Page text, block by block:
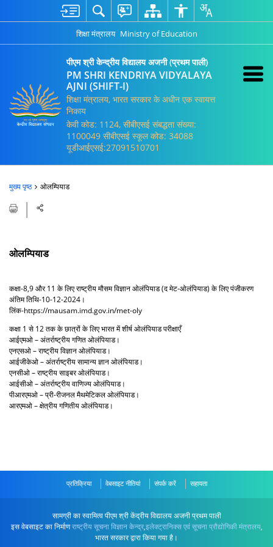
शिक्षा मंत्रालय Ministry of Education
पीएम श्री केन्द्रीय विद्यालय अजनी (प्रथम पाली)
PM SHRI KENDRIYA VIDYALAYA
AJNI (SHIFT-I)
शिक्षा मंत्रालय, भारत सरकार के अधीन एक स्वायत्त
निकाय
केवी कोड: 1124, सीबीएसई संबद्धता संख्या:
1100049 सीबीएसई स्कूल कोड: 34088
यूडीआईएसई:27091510701
मुख्य पृष्ठ ओलम्पियाड
ओलम्पियाड
कक्षा-8,9 और 11 के लिए राष्ट्रीय मौसम विज्ञान ओलंपियाड (द मेट-ओलंपियाड) के लिए पंजीकरण
अंतिम तिथि-10-12-2024।
लिंक-https://mausam.imd.gov.in/met-oly
कक्षा 1 से 12 तक के छात्रों के लिए भारत में शीर्ष ओलंपियाड परीक्षाएँ
आईएमओ – अंतर्राष्ट्रीय गणित ओलंपियाड।
एनएसओ – राष्ट्रीय विज्ञान ओलंपियाड।
आईजीकेओ – अंतर्राष्ट्रीय सामान्य ज्ञान ओलंपियाड।
एनसीओ – राष्ट्रीय साइबर ओलंपियाड।
आईसीओ – अंतर्राष्ट्रीय वाणिज्य ओलंपियाड।
पीआरएमओ – प्री-रीजनल मैथमेटिकल ओलंपियाड।
आरएमओ – क्षेत्रीय गणितीय ओलंपियाड।
प्रतिक्रिया वेबसाइट नीतियां संपर्क करें सहायता
सामग्री का स्वामित्व पीएम श्री केंद्रीय विद्यालय अजनी प्रथम पाली
इस वेबसाइट का निर्माणराष्ट्रीय सूचना विज्ञान केन्द्र,इलेक्ट्रानिक्स एवं सूचना प्रौद्योगिकी मंत्रालय,
भारत सरकार द्वारा किया गया है।